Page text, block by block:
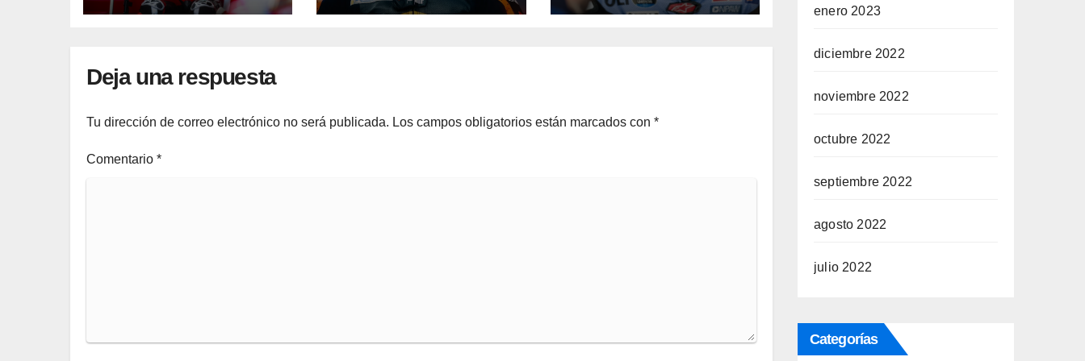
quién sería”
Deja una respuesta
Tu dirección de correo electrónico no será publicada. Los campos obligatorios están marcados con *
Comentario *
enero 2023
diciembre 2022
noviembre 2022
octubre 2022
septiembre 2022
agosto 2022
julio 2022
Categorías